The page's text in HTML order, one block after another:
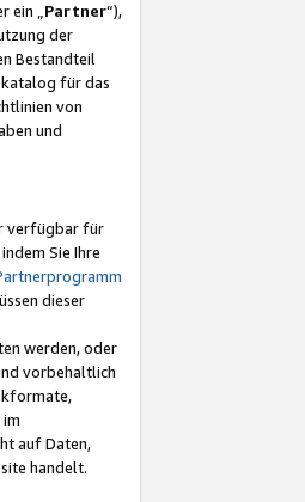
ein „Partner“),
der
Bestandteil
für das
von
und
verfügbar für
Sie Ihre
dieser
werden, oder
vorbehaltlich
auf Daten,
handelt.